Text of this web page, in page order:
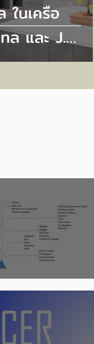
ในเครือ
ล และ J.
จัด
ผลรอบชิงชนะ